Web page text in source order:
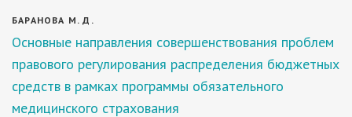
БАРАНОВА М. Д.
Основные направления совершенствования проблем
правового регулирования распределения бюджетных
средств в рамках программы обязательного
медицинского страхования